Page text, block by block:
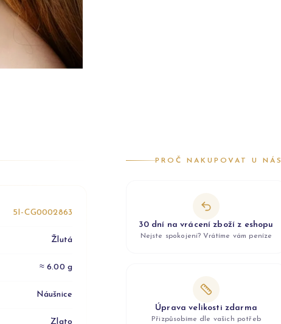
5I-CG0002863
Žlutá
≈ 6.00 g
Náušnice
Zlato
PROČ NAKUPOVAT U NÁS
30 dní na vrácení zboží z eshopu
Nejste spokojeni? Vrátíme vám peníze
Úprava velikosti zdarma
Přizpůsobíme dle vašich potřeb